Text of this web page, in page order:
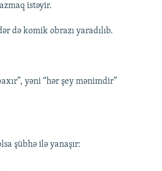
istəyir.
də komik obrazı yaradılıb.
yəni “hər şey mənimdir”
şübhə ilə yanaşır: